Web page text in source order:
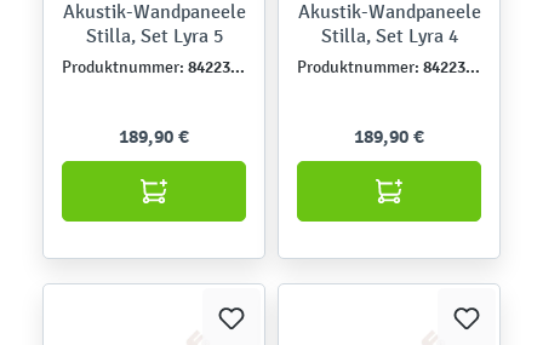
Akustik-Wandpaneele
Stilla, Set Lyra 5
Produktnummer: 842230-5
189,90 €
Akustik-Wandpaneele
Stilla, Set Lyra 4
Produktnummer: 842230-4
189,90 €